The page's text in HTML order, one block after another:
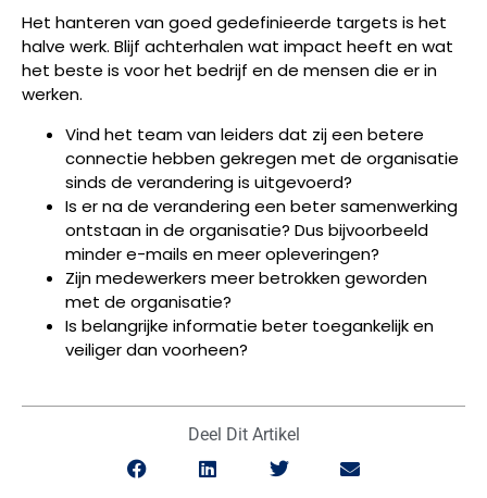
Het hanteren van goed gedefinieerde targets is het
halve werk. Blijf achterhalen wat impact heeft en wat
het beste is voor het bedrijf en de mensen die er in
werken.
Vind het team van leiders dat zij een betere
connectie hebben gekregen met de organisatie
sinds de verandering is uitgevoerd?
Is er na de verandering een beter samenwerking
ontstaan in de organisatie? Dus bijvoorbeeld
minder e-mails en meer opleveringen?
Zijn medewerkers meer betrokken geworden
met de organisatie?
Is belangrijke informatie beter toegankelijk en
veiliger dan voorheen?
Deel Dit Artikel